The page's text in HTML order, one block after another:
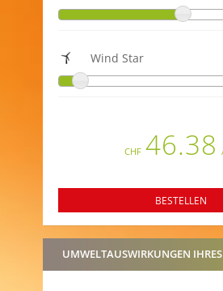
Wind Star
CHF 46.38
BESTELLEN
UMWELTAUSWIRKUNGEN